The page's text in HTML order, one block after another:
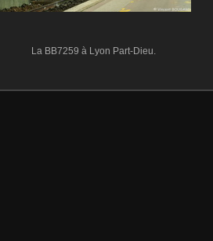
La BB7259 à Lyon Part-Dieu.